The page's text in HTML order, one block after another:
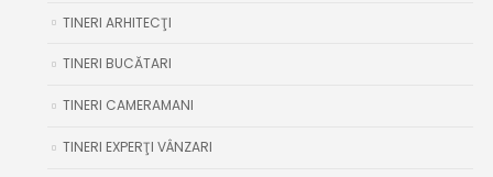
TINERI ARHITECŢI
TINERI BUCĂTARI
TINERI CAMERAMANI
TINERI EXPERŢI VÂNZARI